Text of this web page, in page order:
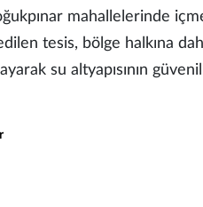
mahallelerinde
tesis, bölge halkına
su altyapısının